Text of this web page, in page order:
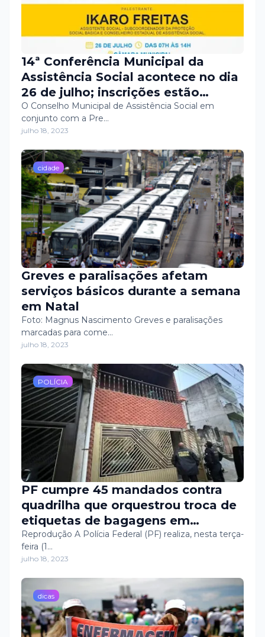
14ª Conferência Municipal da
Assistência Social acontece no dia
26 de julho; inscrições estão
abertas
O Conselho Municipal de Assistência Social em
conjunto com a Pre…
julho 18, 2023
cidade
Greves e paralisações afetam
serviços básicos durante a semana
em Natal
Foto: Magnus Nascimento Greves e paralisações
marcadas para come…
julho 18, 2023
POLÍCIA
PF cumpre 45 mandados contra
quadrilha que orquestrou troca de
etiquetas de bagagens em
Guarulhos
Reprodução A Polícia Federal (PF) realiza, nesta terça-
feira (1…
julho 18, 2023
dicas